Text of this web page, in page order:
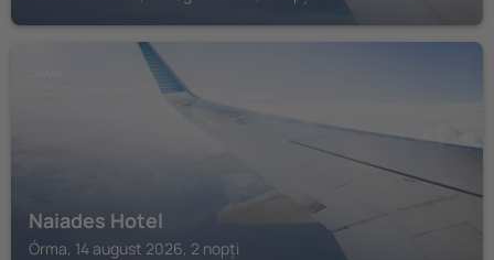
Naiades Hotel
Órma, 14 august 2026, 2 nopți